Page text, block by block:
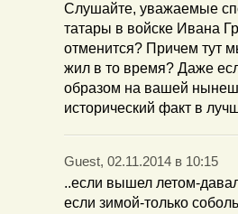
Слушайте, уважаемые
татары в войске Ивана
отменится? Причем тут
жил в то время? Даже
образом на вашей
исторический факт в
Guest, 02.11.2014 в 10:15
..если вышел летом-
если зимой-только